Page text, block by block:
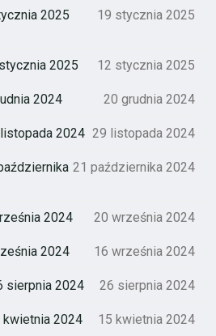
2025
19 stycznia 2025
2025 12 stycznia 2025
2024 20 grudnia 2024
2024 29 listopada 2024
21 października 2024
2024 20 września 2024
2024 16 września 2024
sierpnia 2024 26 sierpnia 2024
kwietnia 2024 15 kwietnia 2024